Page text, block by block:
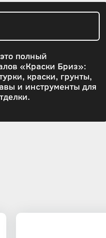
полный
«Краски Бриз»:
краски, грунты,
и инструменты для